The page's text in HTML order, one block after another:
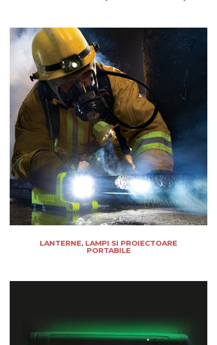
LANTERNE, LAMPI SI PROIECTOARE
PORTABILE